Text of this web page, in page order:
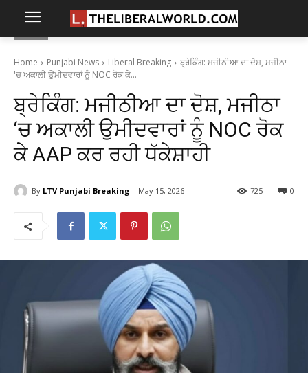
Home Punjabi News Liberal Breaking
ਬ੍ਰੇਕਿੰਗ: ਮਜੀਠੀਆ ਦਾ ਦੋਸ਼, ਮਜੀਠਾ
'ਚ ਅਕਾਲੀ ਉਮੀਦਵਾਰਾਂ ਨੂੰ NOC ਰੋਕ ਕੇ...
ਬ੍ਰੇਕਿੰਗ: ਮਜੀਠੀਆ ਦਾ ਦੋਸ਼, ਮਜੀਠਾ
‘ਚ ਅਕਾਲੀ ਉਮੀਦਵਾਰਾਂ ਨੂੰ NOC ਰੋਕ
ਕੇ AAP ਕਰ ਰਹੀ ਧੱਕੇਸ਼ਾਹੀ
By LTV Punjabi Breaking May 15, 2026 0
725